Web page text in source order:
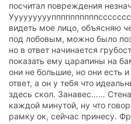
посчитал повреждения
видеть мое лицо, объясняю
под лобовым, можно было
но в ответ начинается
показать ему царапины на
они не большие, но они есть
ответ, а он у тебя что
здесь скол. Занавес……
каждой минутой, ну что
рамку ок, сейчас принесу.